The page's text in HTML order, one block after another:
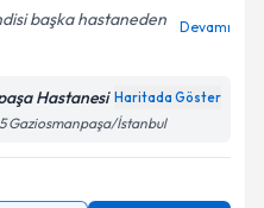
başka hastaneden
Devamı
Hastanesi Haritada Göster
Gaziosmanpaşa/İstanbul